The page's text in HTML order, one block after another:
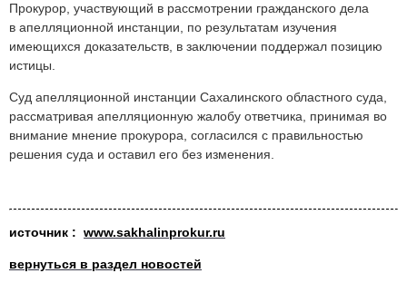
Прокурор, участвующий в рассмотрении гражданского дела
в апелляционной инстанции, по результатам изучения
имеющихся доказательств, в заключении поддержал позицию
истицы.
Суд апелляционной инстанции Сахалинского областного суда,
рассматривая апелляционную жалобу ответчика, принимая во
внимание мнение прокурора, согласился с правильностью
решения суда и оставил его без изменения.
источник : www.sakhalinprokur.ru
вернуться в раздел новостей